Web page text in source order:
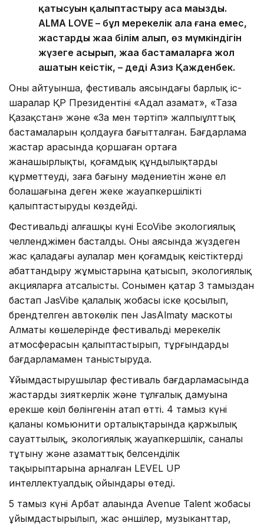
қатысуын қалыптастыру аса маңызды.
ALMA LOVE – бұл мерекелік алаң ғана емес,
жастардың жаңа білім алып, өз мүмкіндігін
жүзеге асырып, жаңа бастамаларға жол
ашатын кеңістік, – деді Азиз Қажденбек.
Оның айтуынша, фестиваль аясындағы барлық іс-
шаралар ҚР Президентінің «Адал азамат», «Таза
Қазақстан» және «Заң мен тәртіп» жалпыұлттық
бастамаларын қолдауға бағытталған. Бағдарлама
жастар арасында қоршаған ортаға
жанашырлықты, қоғамдық құндылықтарды
құрметтеуді, заңға бағыну мәдениетін және ел
болашағына деген жеке жауапкершілікті
қалыптастыруды көздейді.
Фестивальдің алғашқы күні EcoVibe экологиялық
челленджімен басталды. Оның аясында жүздеген
жас қаладағы аулалар мен қоғамдық кеңістіктерді
абаттандыру жұмыстарына қатысып, экологиялық
акцияларға атсалысты. Сонымен қатар 3 тамыздан
бастап JasVibe қалалық жобасы іске қосылып,
брендтелген автокөлік пен JasAlmaty маскоты
Алматы көшелерінде фестивальдің мерекелік
атмосферасын қалыптастырып, тұрғындарды
бағдарламамен таныстыруда.
Ұйымдастырушылар фестиваль бағдарламасында
жастардың зияткерлік және тұлғалық дамуына
ерекше көңіл бөлінгенін атап өтті. 4 тамыз күні
қаланың комьюнити орталықтарында қаржылық
сауаттылық, экологиялық жауапкершілік, саналы
тұтыну және азаматтық белсенділік
тақырыптарына арналған LEVEL UP
интеллектуалдық ойындары өтеді.
5 тамыз күні Арбат алаңында Avenue Talent жобасы
ұйымдастырылып, жас әншілер, музыканттар,